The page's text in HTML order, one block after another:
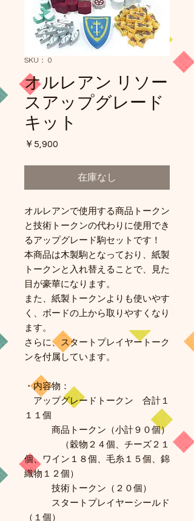
SKU： 0
オルレアン リソー
スアップグレード
キット
￥5,900
在庫なし
オルレアンで使用する商品トークン
と技術トークンの代わりに使用でき
るアップグレード駒セットです！
本商品は木製駒となっており、紙製
トークンと入れ替えることで、見た
目が豪華になります。
また、紙製トークンよりも使いやす
く、ボードの上から取りやすくなり
ます。
さらに、スタートプレイヤートーク
ンを付属しています。
・内容物：
アップグレードトークン 合計１
１１個
商品トークン（小計９０個）
（穀物２４個、チーズ２１
個、ワイン１８個、毛糸１５個、錦
織物１２個）
技術トークン（２０個）
スタートプレイヤーシールド
（１個）